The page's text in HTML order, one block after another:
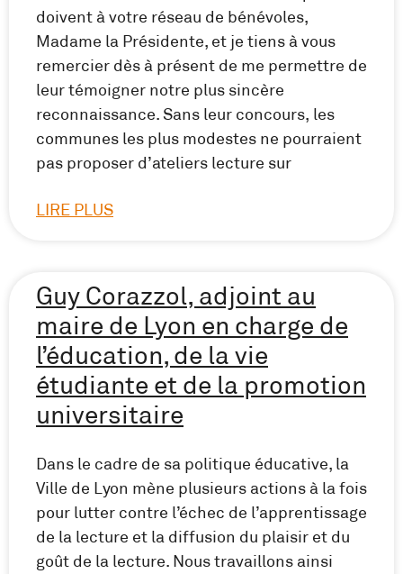
doivent à votre réseau de bénévoles,
Madame la Présidente, et je tiens à vous
remercier dès à présent de me permettre de
leur témoigner notre plus sincère
reconnaissance. Sans leur concours, les
communes les plus modestes ne pourraient
pas proposer d’ateliers lecture sur
LIRE PLUS
Guy Corazzol, adjoint au
maire de Lyon en charge de
l’éducation, de la vie
étudiante et de la promotion
universitaire
Dans le cadre de sa politique éducative, la
Ville de Lyon mène plusieurs actions à la fois
pour lutter contre l’échec de l’apprentissage
de la lecture et la diffusion du plaisir et du
goût de la lecture. Nous travaillons ainsi